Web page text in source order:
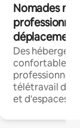
Nomades
déplacement
Des
confortables
professionnels
télétravail
et d'espaces